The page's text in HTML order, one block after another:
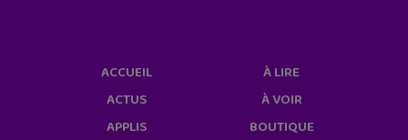
ACCUEIL
ACTUS
APPLIS
À LIRE
À VOIR
BOUTIQUE